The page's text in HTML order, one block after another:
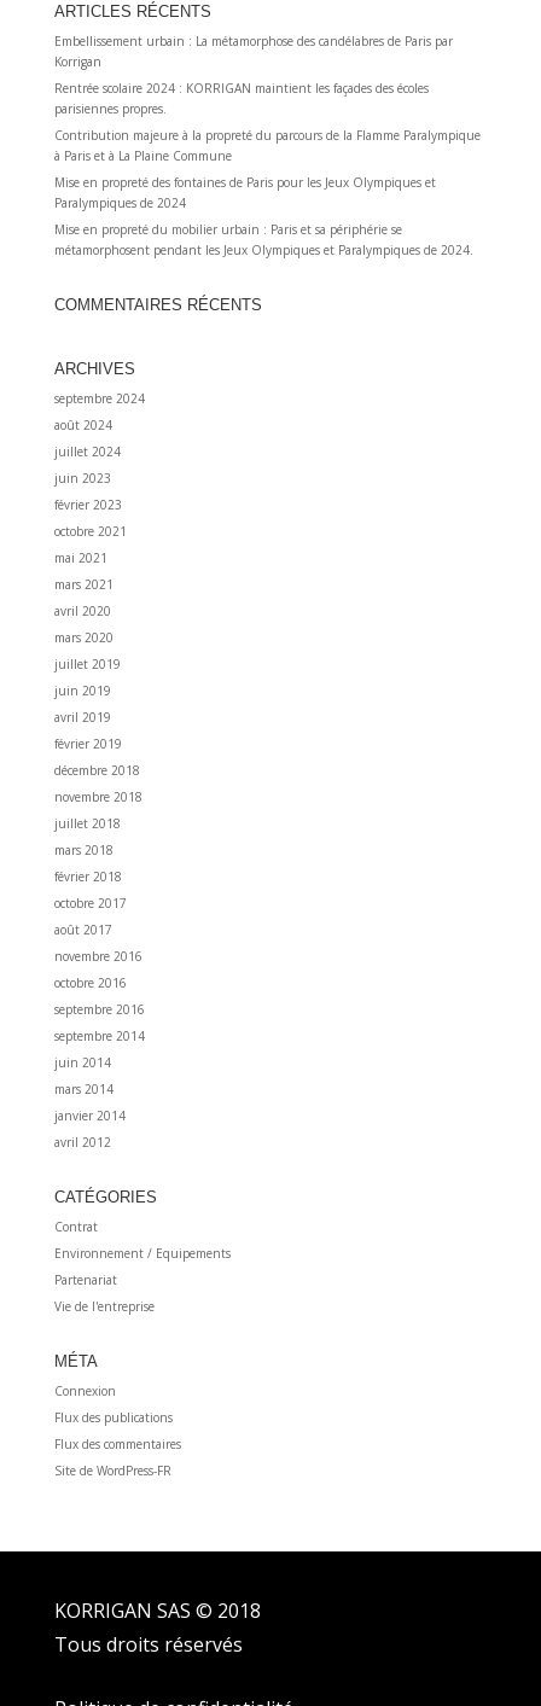
ARTICLES RÉCENTS
Embellissement urbain : La métamorphose des candélabres de Paris par
Korrigan
Rentrée scolaire 2024 : KORRIGAN maintient les façades des écoles
parisiennes propres.
Contribution majeure à la propreté du parcours de la Flamme Paralympique
à Paris et à La Plaine Commune
Mise en propreté des fontaines de Paris pour les Jeux Olympiques et
Paralympiques de 2024
Mise en propreté du mobilier urbain : Paris et sa périphérie se
métamorphosent pendant les Jeux Olympiques et Paralympiques de 2024.
COMMENTAIRES RÉCENTS
ARCHIVES
septembre 2024
août 2024
juillet 2024
juin 2023
février 2023
octobre 2021
mai 2021
mars 2021
avril 2020
mars 2020
juillet 2019
juin 2019
avril 2019
février 2019
décembre 2018
novembre 2018
juillet 2018
mars 2018
février 2018
octobre 2017
août 2017
novembre 2016
octobre 2016
septembre 2016
septembre 2014
juin 2014
mars 2014
janvier 2014
avril 2012
CATÉGORIES
Contrat
Environnement / Equipements
Partenariat
Vie de l'entreprise
MÉTA
Connexion
Flux des publications
Flux des commentaires
Site de WordPress-FR
KORRIGAN SAS © 2018
Tous droits réservés